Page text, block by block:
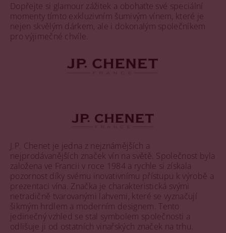
Dopřejte si glamour zážitek a obohaťte své speciální
momenty tímto exkluzivním šumivým vínem, které je
nejen skvělým dárkem, ale i dokonalým společníkem
pro výjimečné chvíle.
J.P. Chenet je jedna z nejznámějších a
nejprodávanějších značek vín na světě. Společnost byla
založena ve Francii v roce 1984 a rychle si získala
pozornost díky svému inovativnímu přístupu k výrobě a
prezentaci vína. Značka je charakteristická svými
netradičně tvarovanými lahvemi, které se vyznačují
šikmým hrdlem a moderním designem. Tento
jedinečný vzhled se stal symbolem společnosti a
odlišuje ji od ostatních vinařských značek na trhu.